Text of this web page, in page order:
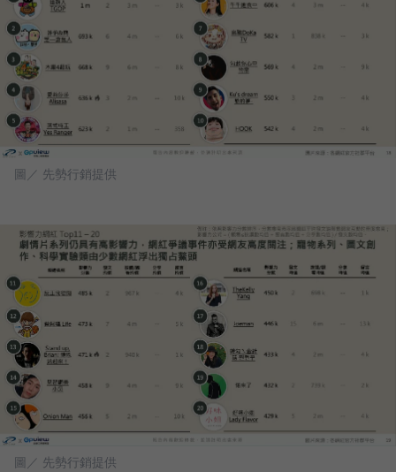
圖／ 先勢行銷提供
圖／ 先勢行銷提供